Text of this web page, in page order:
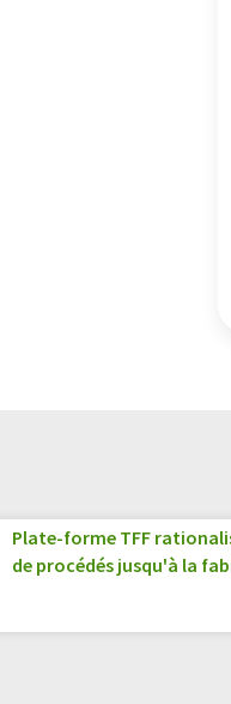
Plate-forme TFF
de procédés jusqu'à la